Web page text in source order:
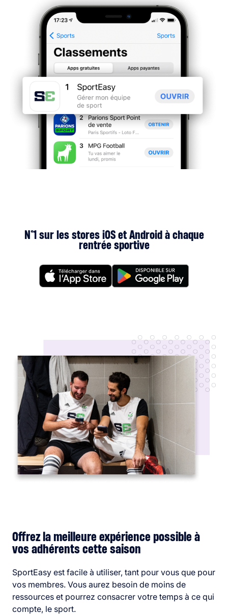
N°1 sur les stores iOS et Android à chaque
rentrée sportive
Offrez la meilleure expérience possible à
vos adhérents cette saison
SportEasy est facile à utiliser, tant pour vous que pour
vos membres. Vous aurez besoin de moins de
ressources et pourrez consacrer votre temps à ce qui
compte, le sport.